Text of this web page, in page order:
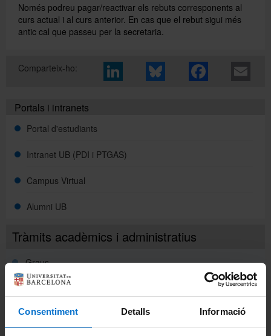
Consentiment Detalls Informació
Español
English
Tràmits acadèmics i administratius
Graus
Acreditació de llengua estrangera als estudis de
grau
Només podreu pagar/reactivar els rebuts corresponents al
curs actual i al curs anterior. En cas que el rebut sigui més
antic cal que passeu per la secretaria.
Comparteix-ho:
Portals i intranets
Portal d'estudiants
Intranet UB (PDI i PTGAS)
Campus Virtual
Alumni UB